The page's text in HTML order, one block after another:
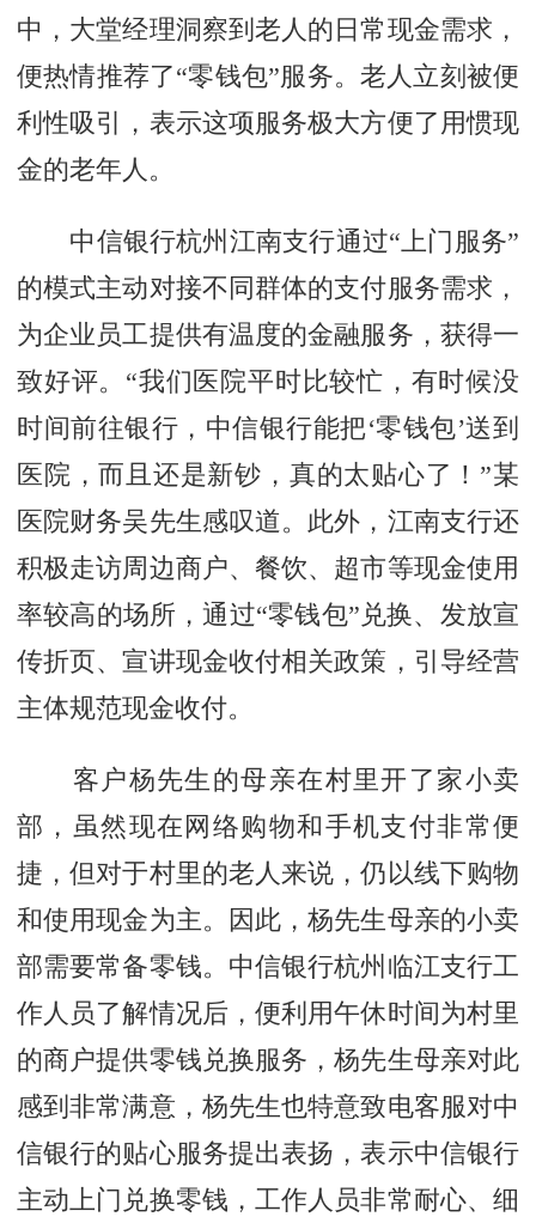
中，大堂经理洞察到老人的日常现金需求，
便热情推荐了“零钱包”服务。老人立刻被便
利性吸引，表示这项服务极大方便了用惯现
金的老年人。
中信银行杭州江南支行通过“上门服务”
的模式主动对接不同群体的支付服务需求，
为企业员工提供有温度的金融服务，获得一
致好评。“我们医院平时比较忙，有时候没
时间前往银行，中信银行能把‘零钱包’送到
医院，而且还是新钞，真的太贴心了！”某
医院财务吴先生感叹道。此外，江南支行还
积极走访周边商户、餐饮、超市等现金使用
率较高的场所，通过“零钱包”兑换、发放宣
传折页、宣讲现金收付相关政策，引导经营
主体规范现金收付。
客户杨先生的母亲在村里开了家小卖
部，虽然现在网络购物和手机支付非常便
捷，但对于村里的老人来说，仍以线下购物
和使用现金为主。因此，杨先生母亲的小卖
部需要常备零钱。中信银行杭州临江支行工
作人员了解情况后，便利用午休时间为村里
的商户提供零钱兑换服务，杨先生母亲对此
感到非常满意，杨先生也特意致电客服对中
信银行的贴心服务提出表扬，表示中信银行
主动上门兑换零钱，工作人员非常耐心、细